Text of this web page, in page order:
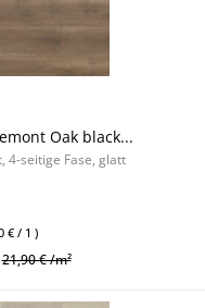
Oak black...
4-seitige Fase, glatt
€ / 1 )
21,90 € /m²